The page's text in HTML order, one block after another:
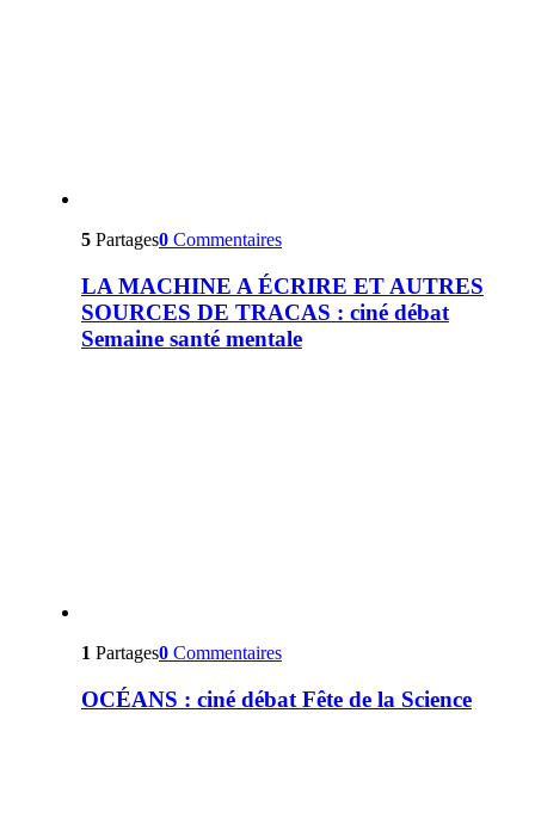
5 Partages0 Commentaires
LA MACHINE A ÉCRIRE ET AUTRES
SOURCES DE TRACAS : ciné débat
Semaine santé mentale
1 Partages0 Commentaires
OCÉANS : ciné débat Fête de la Science